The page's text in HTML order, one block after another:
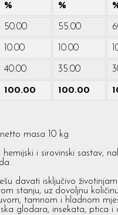
% %
50.00 55.00
10.00 10.00
40.00 35.00
100.00 100.00
masa 10 kg
i sirovinski sastav,
davati isključivo
stanju, uz dovoljnu
tamnom i hladnom
glodara, insekata, ptica i